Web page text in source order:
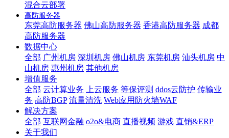
混合云部署
高防服务器
东莞高防服务器 佛山高防服务器 香港高防服务器 成都
高防服务器
数据中心
全部 广州机房 深圳机房 佛山机房 东莞机房 汕头机房 中
山机房 惠州机房 其他机房
增值服务
全部 云计算业务 上云服务 等保评测 ddos云防护 传输业
务 高防BGP 流量清洗 Web应用防火墙WAF
解决方案
全部 互联网金融 o2o&电商 直播视频 游戏 直销&ERP
关于我们